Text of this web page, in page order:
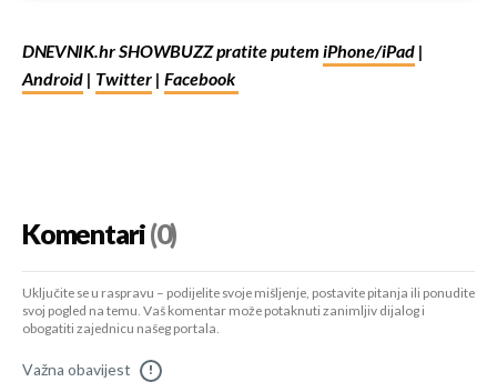
DNEVNIK.hr SHOWBUZZ pratite putem iPhone/iPad |
Android | Twitter | Facebook
Komentari(0)
Uključite se u raspravu – podijelite svoje mišljenje, postavite pitanja ili ponudite
svoj pogled na temu. Vaš komentar može potaknuti zanimljiv dijalog i
obogatiti zajednicu našeg portala.
Važna obavijest !